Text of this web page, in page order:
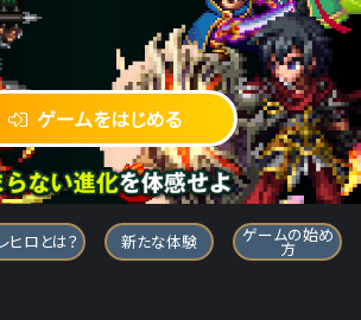
ゲームをはじめる
ンティア ヒーローズ
ヒロとは？ 新たな体験 ゲームの始め
方